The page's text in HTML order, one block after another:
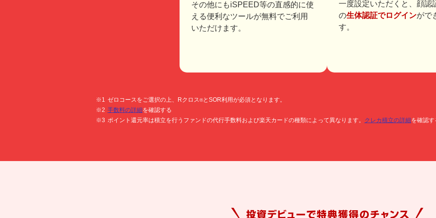
その他にもiSPEED等の直感的に使
える便利なツールが無料でご利用
いただけます。
一度設定いただくと、顔認
の生体認証でログインがで
す。
ゼロコースをご選択の上、Rクロス®とSOR利用が必須となります。
手数料の詳細を確認する
ポイント還元率は積立を行うファンドの代行手数料および楽天カードの種類によって異なります。 クレカ積立の詳細を確認す